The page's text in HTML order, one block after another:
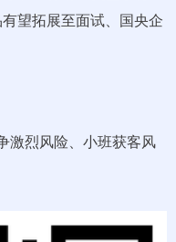
望拓展至面试、国央企
烈风险、小班获客风